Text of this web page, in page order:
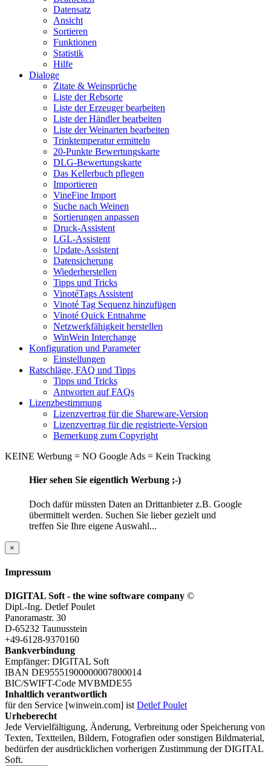
Datensatz
Ansicht
Sortieren
Funktionen
Statistik
Hilfe
Dialoge
Zitate & Weinsprüche
Liste der Rebsorte
Liste der Erzeuger bearbeiten
Liste der Händler bearbeiten
Liste der Weinarten bearbeiten
Trinktemperatur ermitteln
20-Punkte Bewertungskarte
DLG-Bewertungskarte
Das Kellerbuch pflegen
Importieren
VineFine Import
Suche nach Weinen
Sortierungen anpassen
Druck-Assistent
LGL-Assistent
Update-Assistent
Datensicherung
Wiederherstellen
Tipps und Tricks
VinotéTags Assistent
Vinoté Tag Sequenz hinzufügen
Vinoté Quick Entnahme
Netzwerkfähigkeit herstellen
WinWein Interchange
Konfiguration und Parameter
Einstellungen
Ratschläge, FAQ und Tipps
Tipps und Tricks
Antworten auf FAQs
Lizenzbestimmung
Lizenzvertrag für die Shareware-Version
Lizenzvertrag für die registrierte-Version
Bemerkung zum Copyright
KEINE Werbung = NO Google Ads = Kein Tracking
Hier sehen Sie eigentlich Werbung ;-)
Doch dafür müssten Daten an Drittanbieter z.B. Google
übermittelt werden. Suchen Sie lieber gezielt und
treffen Sie Ihre eigene Auswahl...
×
Impressum
DIGITAL Soft - the wine software company ©
Dipl.-Ing. Detlef Poulet
Panoramastr. 30
D-65232 Taunusstein
+49-6128-9370160
Bankverbindung
Empfänger: DIGITAL Soft
IBAN DE95551900000007800014
BIC/SWIFT-Code MVBMDE55
Inhaltlich verantwortlich
für den Service [winwein.com] ist Detlef Poulet
Urheberecht
Jede Vervielfältigung, Änderung, Verbreitung oder Speicherung von
Texten, Textteilen, Bildern, Fotografien oder sonstigen Bildmaterial,
bedürfen der ausdrücklichen vorherigen Zustimmung der DIGITAL
Soft.